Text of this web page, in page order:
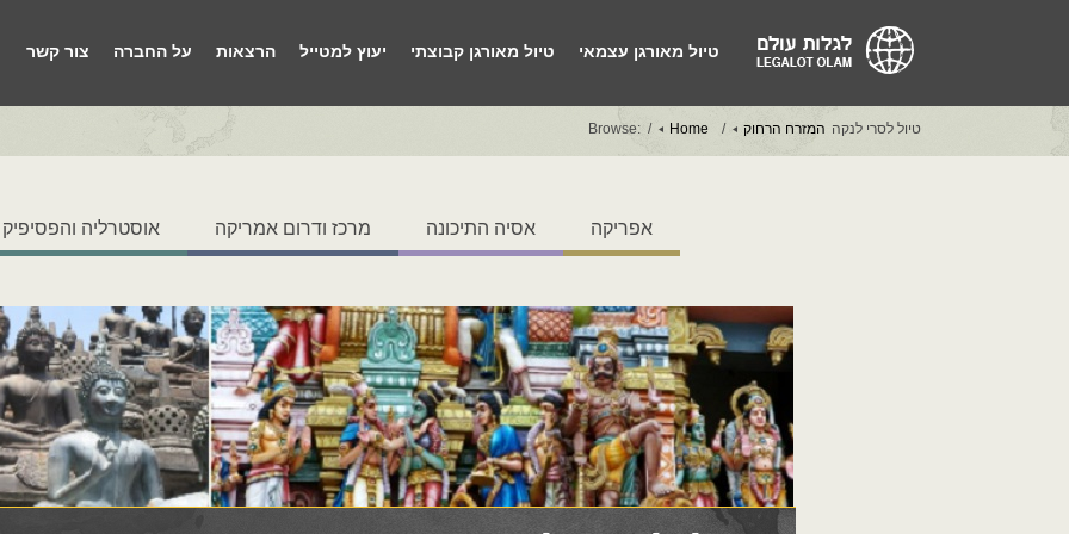
טיול מאורגן עצמאי טיול מאורגן קבוצתי יעוץ למטייל הרצאות על החברה צור קשר
Browse: Home המזרח הרחוק טיול לסרי לנקה
אוסטרליה והפסיפיק מרכז ודרום אמריקה אסיה התיכונה אפריקה